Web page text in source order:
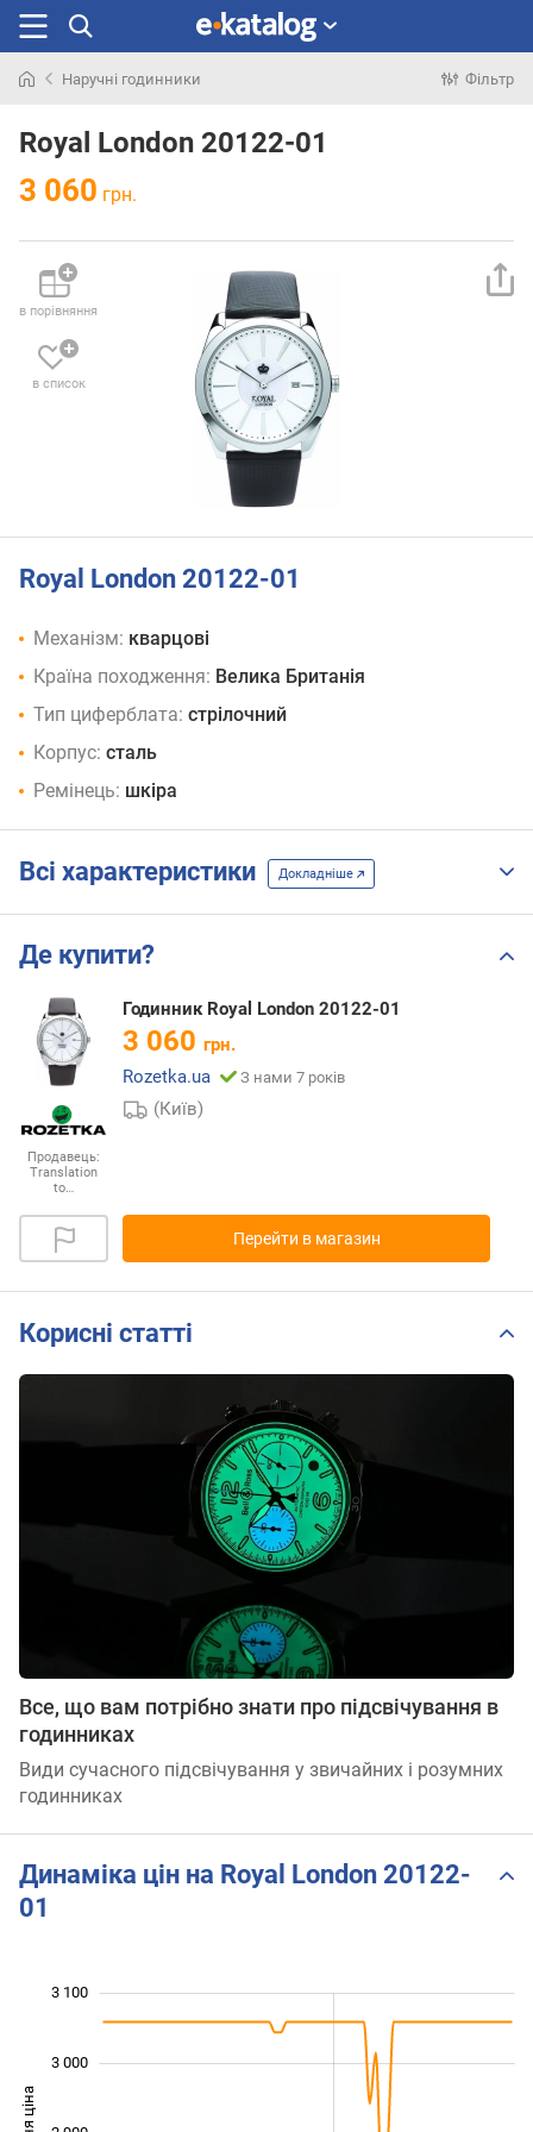
раніше
Наручні годинники Фільтр
Royal London 20122-01
3 060 грн.
в порівняння
в список
Royal London 20122-01
Механізм: кварцові
Країна походження: Велика Британія
Тип циферблата: стрілочний
Корпус: сталь
Ремінець: шкіра
Всі характеристики Докладніше
Де купити?
Продавець:
Translation
to…
Годинник Royal London 20122-01
3 060 грн.
Rozetka.ua
З нами 7 років
(Київ)
Перейти в магазин
Корисні статті
Все, що вам потрібно знати про підсвічування в
годинниках
Види сучасного підсвічування у звичайних і розумних
годинниках
Динаміка цін на Royal London 20122-
01
3 000
3 100